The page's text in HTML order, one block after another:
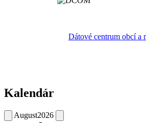
Dátové centrum obcí a
Kalendár
August2026